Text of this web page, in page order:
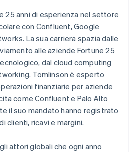
2026
sta costruendo l'infrastruttura
25 anni di esperienza nel settore
con Confluent, Google
La sua carriera spazia dalle
alle aziende Fortune 25
dal cloud computing
Tomlinson è esperto
finanziarie per aziende
come Confluent e Palo Alto
il suo mandato hanno registrato
clienti, ricavi e margini.
attori globali che ogni anno